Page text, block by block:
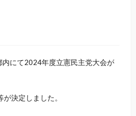
にて2024年度立憲民主党大会が
決定しました。